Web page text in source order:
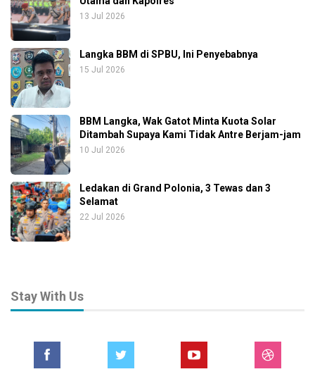
13 Jul 2026
Langka BBM di SPBU, Ini Penyebabnya
15 Jul 2026
BBM Langka, Wak Gatot Minta Kuota Solar
Ditambah Supaya Kami Tidak Antre Berjam-jam
10 Jul 2026
Ledakan di Grand Polonia, 3 Tewas dan 3
Selamat
22 Jul 2026
Stay With Us